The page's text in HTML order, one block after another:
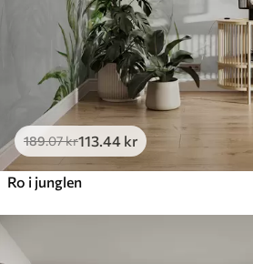
189.07kr113 .44 kr
Ro i junglen